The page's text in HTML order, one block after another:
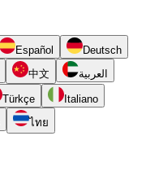
Español
Deutsch
中文 العربية
Türkçe
Italiano
ไทย